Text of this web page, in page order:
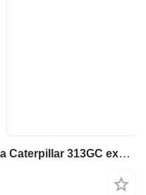
536-3596 tensor de correa para Caterpillar 313GC excavadora